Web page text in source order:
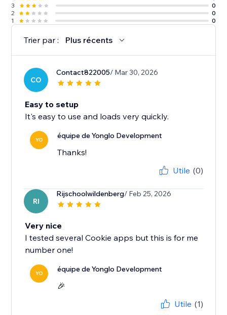
3
0
2
0
1
0
Trier par : Plus récents
CO
Contact822005/ Mar 30, 2026
Easy to setup
It's easy to use and loads very quickly.
YO équipe de Yonglo Development
Thanks!
Utile (0)
RI
Rijschoolwildenberg/ Feb 25, 2026
Very nice
I tested several Cookie apps but this is for me
number one!
YO équipe de Yonglo Development
🎉
Utile (1)